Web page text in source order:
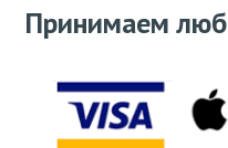
Принимаем